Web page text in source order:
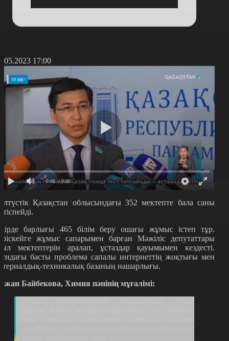
17:00
0:00 / 0:00
Қазақстан облысындағы 352 мектепте бала саны
барлығы 465 білім беру ошағы жұмыс істеп тұр.
жұмыс сапарымен барған Мәжіліс депутаттары
мектептерін аралап, ұстаздар қауымымен кездесті.
басты проблема сапалы интернеттің жоқтығы мен
техникалық базаның нашарлығы.
Байбекова, Химия пәнінің мұғалімі: